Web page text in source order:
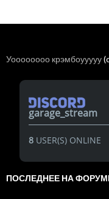
Уоооооооо крэмбоууууу
garage_stream
8USER(S) ONLINE
ПОСЛЕДНЕЕ НА